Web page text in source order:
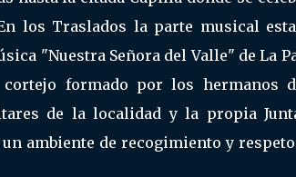
los Traslados la parte musical
"Nuestra Señora del Valle" de La
formado por los hermanos
de la localidad y la propia
ambiente de recogimiento y